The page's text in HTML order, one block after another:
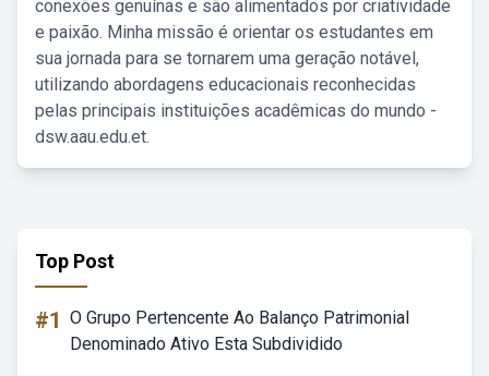
conexões genuínas e são alimentados por criatividade
e paixão. Minha missão é orientar os estudantes em
sua jornada para se tornarem uma geração notável,
utilizando abordagens educacionais reconhecidas
pelas principais instituições acadêmicas do mundo -
dsw.aau.edu.et.
Top Post
#1 O Grupo Pertencente Ao Balanço Patrimonial
Denominado Ativo Esta Subdividido